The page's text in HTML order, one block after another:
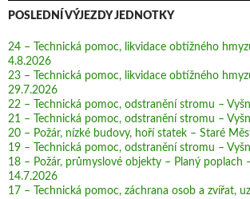
POSLEDNÍ VÝJEZDY JEDNOTKY
24 – Technická pomoc, likvidace obtížného
4.8.2026
23 – Technická pomoc, likvidace obtížného
29.7.2026
22 – Technická pomoc, odstranění stromu –
21 – Technická pomoc, odstranění stromu –
20 – Požár, nízké budovy, hoří statek – Staré
19 – Technická pomoc, odstranění stromu –
18 – Požár, průmyslové objekty – Planý poplach
14.7.2026
17 – Technická pomoc, záchrana osob a zvířat,